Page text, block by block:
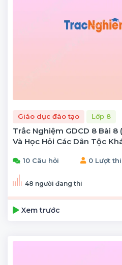
Giáo dục đào tạo Lớp 8
Trắc Nghiệm GDCD 8 Bài
Và Học Hỏi Các Dân Tộc
10 Câu hỏi 0 Lượt thi
48 người đang thi
Xem trước